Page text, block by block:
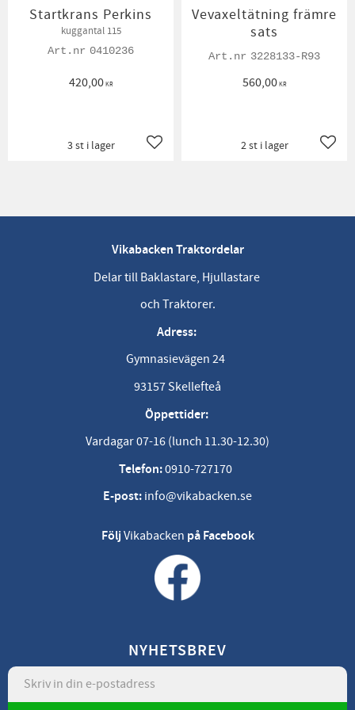
Startkrans Perkins
kuggantal 115
0410236
420,00KR
Lägg till i favoriter
3 st i lager
Vevaxeltätning främre
sats
3228133-R93
560,00KR
2 st i lager
Vikabacken Traktordelar
Delar till Baklastare, Hjullastare
och Traktorer.
Adress:
Gymnasievägen 24
93157 Skellefteå
Öppettider:
Vardagar 07-16 (lunch 11.30-12.30)
Telefon:0910-727170
E-post: info@vikabacken.se
FöljVikabacken på Facebook
NYHETSBREV